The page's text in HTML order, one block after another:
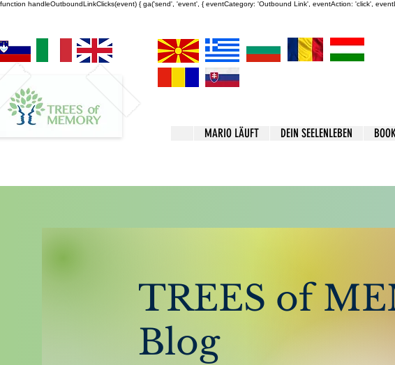
function handleOutboundLinkClicks(event) { ga('send', 'event', { eventCategory: 'Outbound Link', eventAction: 'click',
MARIO LÄUFT DEIN SEELENLEBEN
Trigger
Mentales
Suizidalität, Suizid
Depressionen
TREES of
Blog